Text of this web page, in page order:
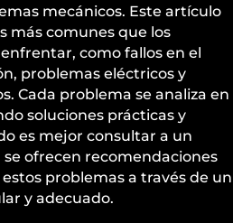
mecánicos. Este artículo
más comunes que los
como fallos en el
problemas eléctricos y
Cada problema se analiza en
soluciones prácticas y
es mejor consultar a un
ofrecen recomendaciones
problemas a través de un
y adecuado.